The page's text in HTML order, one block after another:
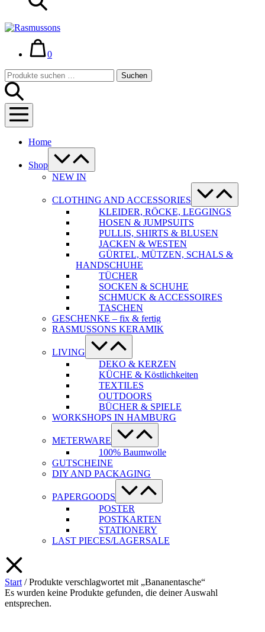
Warenkorb
0im
Suche-
Schalter
Suchen
nach:
Suchen
Menü-
Schalter
Home
Shop
Menü-
Schalter
NEW IN
CLOTHING AND ACCESSORIES
Menü-
Schalter
KLEIDER, RÖCKE, LEGGINGS
HOSEN & JUMPSUITS
PULLIS, SHIRTS & BLUSEN
JACKEN & WESTEN
GÜRTEL, MÜTZEN, SCHALS &
HANDSCHUHE
TÜCHER
SOCKEN & SCHUHE
SCHMUCK & ACCESSOIRES
TASCHEN
GESCHENKE – fix & fertig
RASMUSSONS KERAMIK
LIVING
Menü-
Schalter
DEKO & KERZEN
KÜCHE & Köstlichkeiten
TEXTILES
OUTDOORS
BÜCHER & SPIELE
WORKSHOPS IN HAMBURG
METERWARE
Menü-
Schalter
100% Baumwolle
GUTSCHEINE
DIY AND PACKAGING
PAPERGOODS
Menü-
Schalter
POSTER
POSTKARTEN
STATIONERY
LAST PIECES/LAGERSALE
Start / Produkte verschlagwortet mit „Bananentasche“
Es wurden keine Produkte gefunden, die deiner Auswahl
entsprechen.